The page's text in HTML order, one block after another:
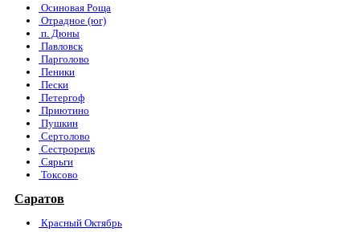
Осиновая Роща
Отрадное (юг)
п. Дюны
Павловск
Парголово
Пеники
Пески
Петергоф
Приютино
Пушкин
Сертолово
Сестрорецк
Сярьги
Токсово
Саратов
Красный Октябрь